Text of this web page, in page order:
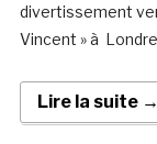
divertissement
Vincent » à
Lire la suite →